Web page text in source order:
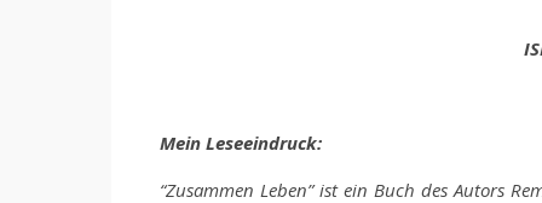
Mein Leseeindruck:
“Zusammen Leben” ist ein Buch des Autors